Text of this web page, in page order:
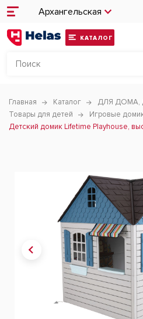
Архангельская
КАТАЛОГ
Главная Каталог
ДЛЯ ДОМА,
Товары для детей
Игровые
Детский домик Lifetime Playhouse,